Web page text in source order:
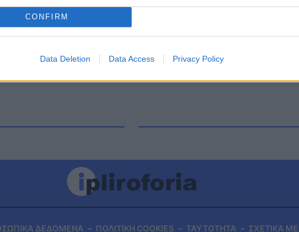
CONFIRM
Data Deletion Data Access Privacy Policy
τον Σάκη Τανιμανίδη για να παρουσιάσουν
ΔΕΔΟΜΕΝΑ ΠΟΛΙΤΙΚΗ COOKIES ΤΑΥΤΟΤΗΤΑ ΣΧΕΤΙΚΑ